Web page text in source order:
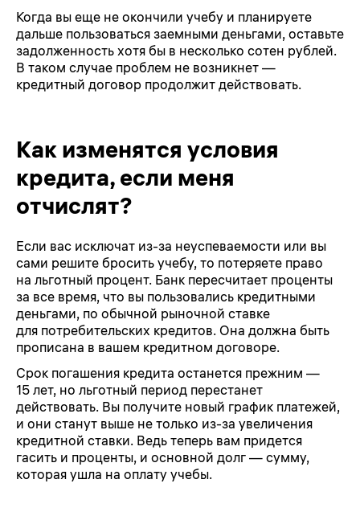
Когда вы еще не окончили учебу и планируете
дальше пользоваться заемными деньгами, оставьте
задолженность хотя бы в несколько сотен рублей.
В таком случае проблем не возникнет —
кредитный договор продолжит действовать.
Как изменятся условия
кредита, если меня
отчислят?
Если вас исключат из-за неуспеваемости или вы
сами решите бросить учебу, то потеряете право
на льготный процент. Банк пересчитает проценты
за все время, что вы пользовались кредитными
деньгами, по обычной рыночной ставке
для потребительских кредитов. Она должна быть
прописана в вашем кредитном договоре.
Срок погашения кредита останется прежним —
15 лет, но льготный период перестанет
действовать. Вы получите новый график платежей,
и они станут выше не только из-за увеличения
кредитной ставки. Ведь теперь вам придется
гасить и проценты, и основной долг — сумму,
которая ушла на оплату учебы.